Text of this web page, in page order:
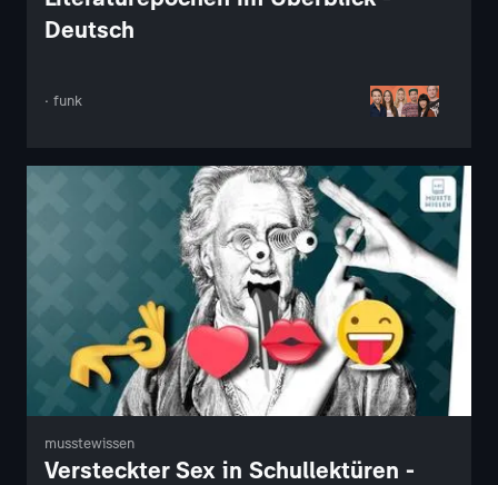
Deutsch
· funk
musstewissen
Versteckter Sex in Schullektüren -